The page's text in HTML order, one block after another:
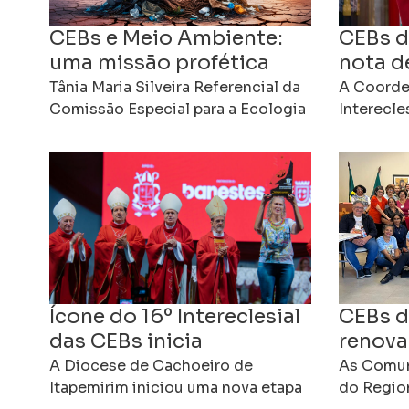
CEBs e Meio Ambiente:
uma missão profética
pelo cuidado da Casa
Comum
Tânia Maria Silveira Referencial da
Comissão Especial para a Ecologia
Leste 3 da CNBB As
Comunidades Eclesiais de Base
CEBs
nota
A
divulgou
Ícone do 16º Intereclesial
das CEBs inicia
peregrinação após
bênção dos bispos em
A Diocese de Cachoeiro de
Itapemirim iniciou uma nova etapa
CEBs
As
do